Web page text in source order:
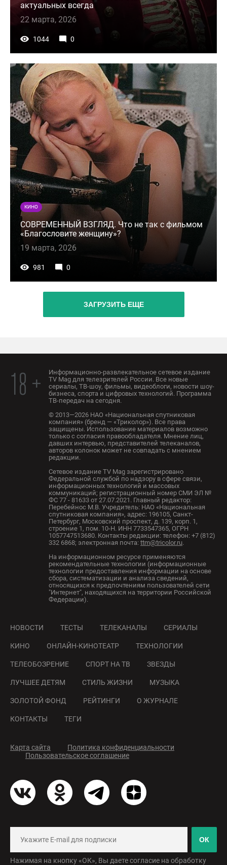
актуальных всегда
22 марта, 2026
1044 0
КИНО
СОВРЕМЕННЫЙ ВЗГЛЯД. Что не так с фильмом
«Благословите женщину»?
19 марта, 2026
981 0
ЗАГРУЗИТЬ ЕЩЕ
18 +
Информационно-развлекательное сетевое издание
TV Mag для телезрителей России. Все новые
сериалы, ТВ-шоу, фильмы, видеоблоги, новости шоу-
бизнеса, спорта и цифровых технологий. Программа
ТВ-передач на сегодня.
© 2013—2026 НАО «Национальная спутниковая
компания» (бренд — «Триколор»). Все права
защищены. Использование материалов возможно
только с согласия правообладателя. Мнение лиц,
давших интервью, представителей телеканалов,
авторов колонок может не совпадать с мнением
редакции.
Сетевое издание TV Mag зарегистрировано
Федеральной службой по надзору в сфере связи,
информационных технологий и массовых
коммуникаций; регистрационный номер СМИ ЭЛ №
ФС 77 - 81633 от 27.07.2021. Главный редактор:
Перебейнос М.В. Учредитель: НАО «Национальная
спутниковая компания», адрес: 196105, Санкт-
Петербург, Московский проспект, д. 139, корп. 1,
строение 1, пом. 10-Н. ИНН 7733547365, ОГРН
1057747513680. Контакты редакции: телефон: +7 (812)
332 6868; электронная почта: ttm@tricolor.ru.
На информационном ресурсе применяются
рекомендательные технологии (информационные
технологии предоставления информации на основе
сбора, систематизации и анализа сведений,
относящихся к предпочтениям пользователей сети
"Интернет", находящихся на территории Российской
Федерации).
НОВОСТИ ТЕСТЫ ТЕЛЕКАНАЛЫ СЕРИАЛЫ
КИНО ОНЛАЙН-КИНОТЕАТР ТЕХНОЛОГИИ
ТЕЛЕОБОЗРЕНИЕ СПОРТ НА ТВ ЗВЕЗДЫ
ЛУЧШЕЕ ДЕТЯМ СТИЛЬ ЖИЗНИ МУЗЫКА
ЗОЛОТОЙ ФОНД РЕЙТИНГИ О ЖУРНАЛЕ
КОНТАКТЫ ТЕГИ
Карта сайта
Политика конфиденциальности
Пользовательское соглашение
ОК
Нажимая на кнопку «ОК», Вы даете согласие на обработку